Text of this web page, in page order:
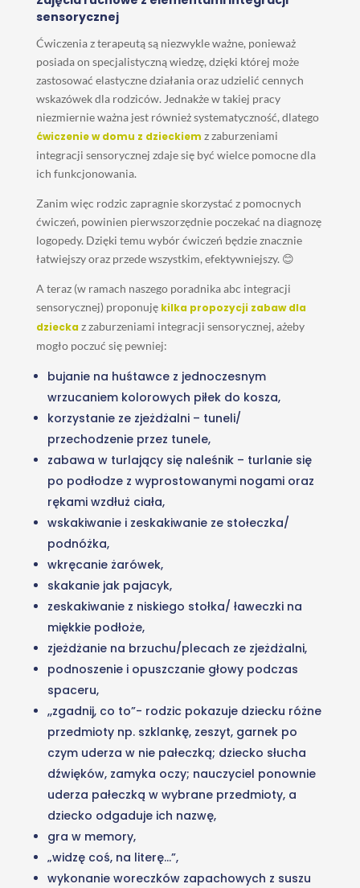
sensorycznej
Ćwiczenia z terapeutą są niezwykle ważne, ponieważ
posiada on specjalistyczną wiedzę, dzięki której może
zastosować elastyczne działania oraz udzielić cennych
wskazówek dla rodziców. Jednakże w takiej pracy
niezmiernie ważna jest również systematyczność, dlatego
ćwiczenie w domu z dzieckiem z zaburzeniami
integracji sensorycznej zdaje się być wielce pomocne dla
ich funkcjonowania.
Zanim więc rodzic zapragnie skorzystać z pomocnych
ćwiczeń, powinien pierwszorzędnie poczekać na diagnozę
logopedy. Dzięki temu wybór ćwiczeń będzie znacznie
łatwiejszy oraz przede wszystkim, efektywniejszy. 😊
A teraz (w ramach naszego poradnika abc integracji
sensorycznej) proponuję kilka propozycji zabaw dla
dziecka z zaburzeniami integracji sensorycznej, ażeby
mogło poczuć się pewniej:
bujanie na huśtawce z jednoczesnym
wrzucaniem kolorowych piłek do kosza,
korzystanie ze zjeżdżalni – tuneli/
przechodzenie przez tunele,
zabawa w turlający się naleśnik – turlanie się
po podłodze z wyprostowanymi nogami oraz
rękami wzdłuż ciała,
wskakiwanie i zeskakiwanie ze stołeczka/
podnóżka,
wkręcanie żarówek,
skakanie jak pajacyk,
zeskakiwanie z niskiego stołka/ ławeczki na
miękkie podłoże,
zjeżdżanie na brzuchu/plecach ze zjeżdżalni,
podnoszenie i opuszczanie głowy podczas
spaceru,
,,zgadnij, co to”- rodzic pokazuje dziecku różne
przedmioty np. szklankę, zeszyt, garnek po
czym uderza w nie pałeczką; dziecko słucha
dźwięków, zamyka oczy; nauczyciel ponownie
uderza pałeczką w wybrane przedmioty, a
dziecko odgaduje ich nazwę,
gra w memory,
„widzę coś, na literę…”,
wykonanie woreczków zapachowych z suszu